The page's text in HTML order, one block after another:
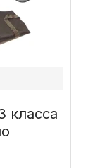
класса